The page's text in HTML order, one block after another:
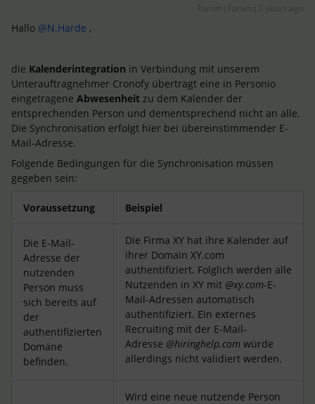
Hallo @N.Harde ,
die Kalenderintegration in Verbindung mit unserem
Unterauftragnehmer Cronofy übertragt eine in Personio
eingetragene Abwesenheit zu dem Kalender der
entsprechenden Person und dementsprechend nicht an alle.
Die Synchronisation erfolgt hier bei übereinstimmender E-
Mail-Adresse.
Folgende Bedingungen für die Synchronisation müssen
gegeben sein:
Voraussetzung Beispiel
Die E-Mail-
Adresse der
nutzenden
Person muss
sich bereits auf
der
authentifizierten
Domäne
befinden.
Die Firma XY hat ihre Kalender auf
ihrer Domain XY.com
authentifiziert. Folglich werden alle
Nutzenden in XY mit @xy.com-E-
Mail-Adressen automatisch
authentifiziert. Ein externes
Recruiting mit der E-Mail-
Adresse @hiringhelp.com würde
allerdings nicht validiert werden.
Wird eine neue nutzende Person